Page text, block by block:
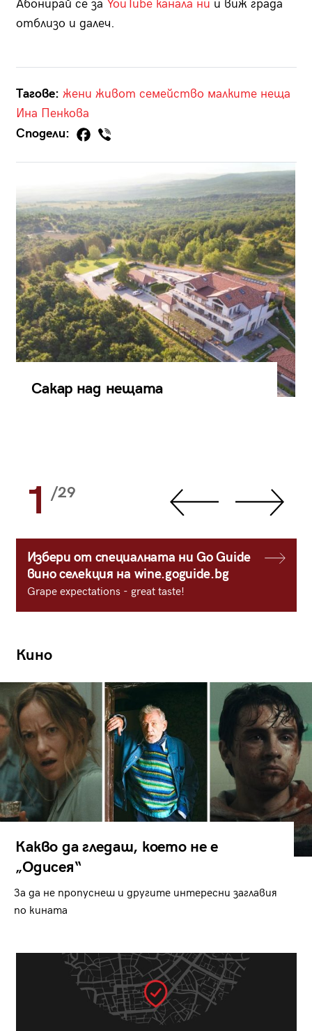
Абонирай се за YouTube канала ни и виж града
отблизо и далеч.
Тагове: жени живот семейство малките неща
Ина Пенкова
Сподели:
Сакар над нещата
1 /29
Избери от специалната ни Go Guide
вино селекция на wine.goguide.bg
Grape expectations - great taste!
Кино
Какво да гледаш, което не е
„Одисея“
За да не пропуснеш и другите интересни заглавия
по кината